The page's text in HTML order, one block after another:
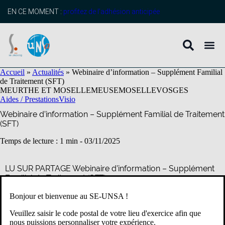
principal
EN CE MOMENT : profitez de l’adhésion anticipée
Accueil » Actualités » Webinaire d’information – Supplément Familial
de Traitement (SFT)
MEURTHE ET MOSELLEMEUSEMOSELLEVOSGES
Aides / PrestationsVisio
Webinaire d’information – Supplément Familial de Traitement
(SFT)
Temps de lecture : 1 min - 03/11/2025
LU SUR PARTAGE Webinaire d’information – Supplément
Familial de Traitement (SFT)
Publié le 03.11.2025
Les services de gestion des personnels organisent un webinaire
Bonjour et bienvenue au SE-UNSA !
Veuillez saisir le code postal de votre lieu d'exercice afin que
nous puissions personnaliser votre expérience.